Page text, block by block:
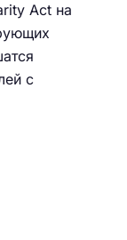
Act на
с